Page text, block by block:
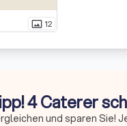
photo_size_select_actual 12
4 Caterer
und sparen Sie!